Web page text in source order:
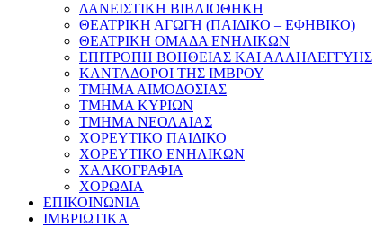
ΔΑΝΕΙΣΤΙΚΗ ΒΙΒΛΙΟΘΗΚΗ
ΘΕΑΤΡΙΚΗ ΑΓΩΓΗ (ΠΑΙΔΙΚΟ – ΕΦΗΒΙΚΟ)
ΘΕΑΤΡΙΚΗ ΟΜΑΔΑ ΕΝΗΛΙΚΩΝ
ΕΠΙΤΡΟΠΗ ΒΟΗΘΕΙΑΣ ΚΑΙ ΑΛΛΗΛΕΓΓΥΗΣ
ΚΑΝΤΑΔΟΡΟΙ ΤΗΣ ΙΜΒΡΟΥ
ΤΜΗΜΑ ΑΙΜΟΔΟΣΙΑΣ
ΤΜΗΜΑ ΚΥΡΙΩΝ
ΤΜΗΜΑ ΝΕΟΛΑΙΑΣ
ΧΟΡΕΥΤΙΚΟ ΠΑΙΔΙΚΟ
ΧΟΡΕΥΤΙΚΟ ΕΝΗΛΙΚΩΝ
ΧΑΛΚΟΓΡΑΦΙΑ
ΧΟΡΩΔΙΑ
ΕΠΙΚΟΙΝΩΝΙΑ
ΙΜΒΡΙΩΤΙΚΑ